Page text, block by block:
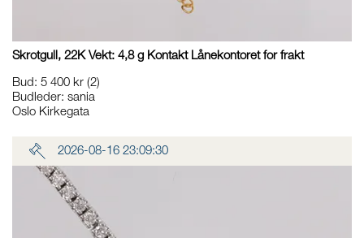
Skrotgull, 22K Vekt: 4,8 g Kontakt Lånekontoret for frakt
Bud: 5 400 kr (2)
Budleder: sania
Oslo Kirkegata
2026-08-16 23:09:30